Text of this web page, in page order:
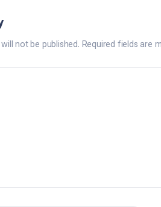
not be published. Required fields are